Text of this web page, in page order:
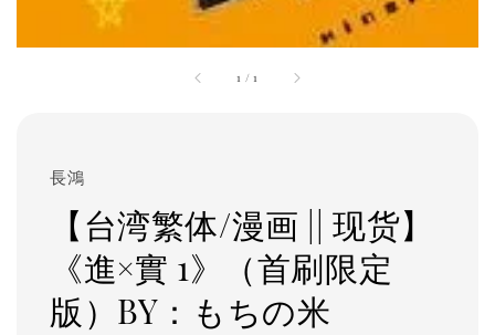
1 /1
長鴻
【台湾繁体/漫画 || 现货】
《進×實 1》（首刷限定
版）BY：もちの米